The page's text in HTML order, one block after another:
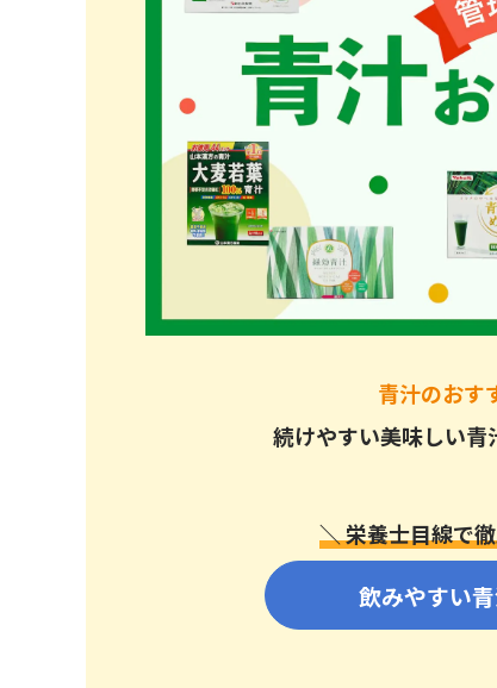
ドクターベジフル青汁はこんな方におすすめ
国産野菜の青汁を飲みたい方
飲みやすい青汁を飲みたい方
野菜をもっと手軽に摂りたい方
ドクターベジフル青汁の購入方法と解約方法
ドクターベジフル青汁の購入方法
青汁はいつ飲むのがおすすめ？
家族みんなが飲みやすい！安心・安全で美
青汁のおす
続けやすい美味しい青
＼ 栄養士目線で
飲みやすい